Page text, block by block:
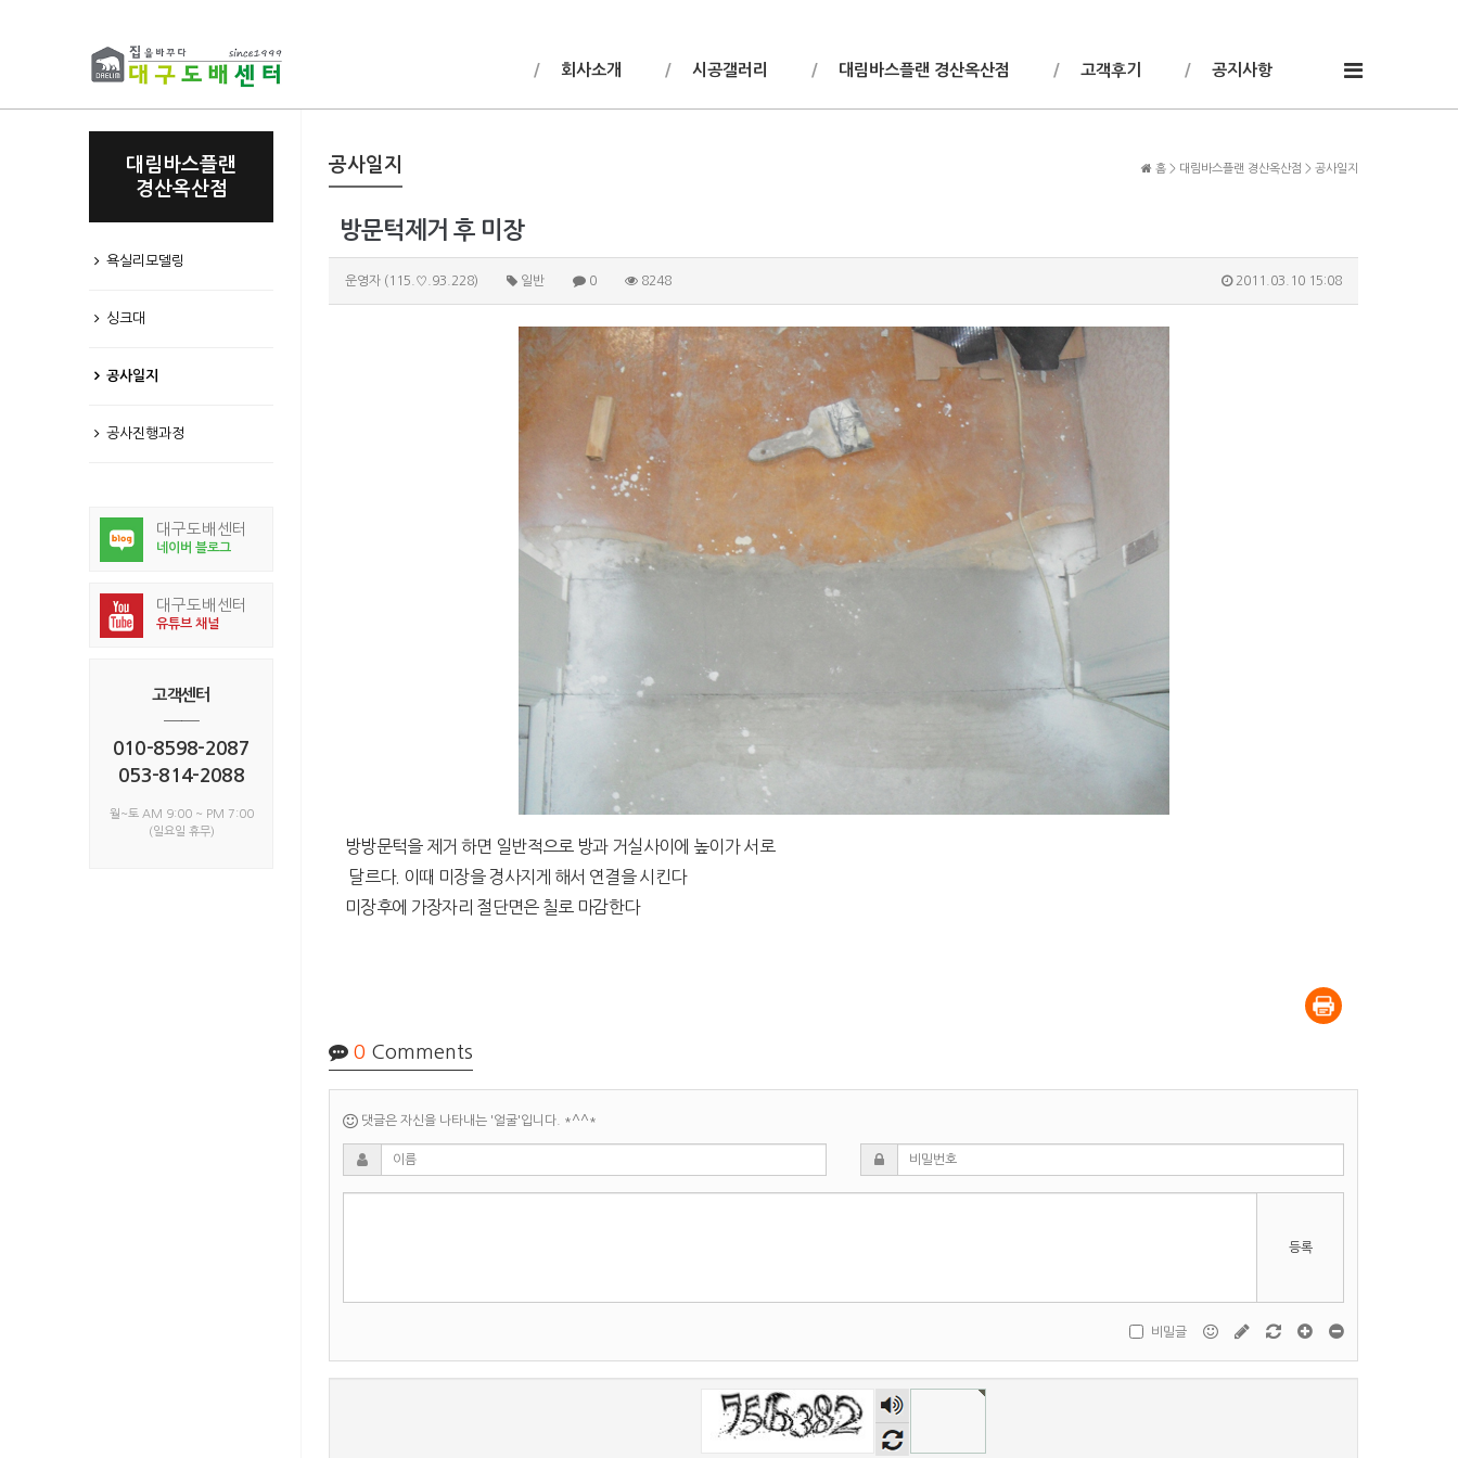
회사소개 시공갤러리 대림바스플랜 경산옥산점 고객후기 공지사항
홈 > 대림바스플랜 경산옥산점 > 공사일지
공사일지
방문턱제거 후 미장
운영자 (115.♡.93.228) 일반 0 8248 2011.03.10 15:08
방방문턱을 제거 하면 일반적으로 방과 거실사이에 높이가 서로
달르다. 이때 미장을 경사지게 해서 연결을 시킨다
미장후에 가장자리 절단면은 칠로 마감한다
0 Comments
댓글은 자신을 나타내는 '얼굴'입니다. *^^*
등록
비밀글
숫자
듣기
대림바스플랜
경산옥산점
욕실리모델링
싱크대
공사일지
공사진행과정
대구도배센터
네이버 블로그
대구도배센터
유튜브 채널
고객센터
──
010-8598-2087
053-814-2088
월~토 AM 9:00 ~ PM 7:00
(일요일 휴무)